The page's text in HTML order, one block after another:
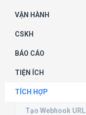
VẬN HÀNH
CSKH
BÁO CÁO
TIỆN ÍCH
TÍCH HỢP
Tạo Webhook URL